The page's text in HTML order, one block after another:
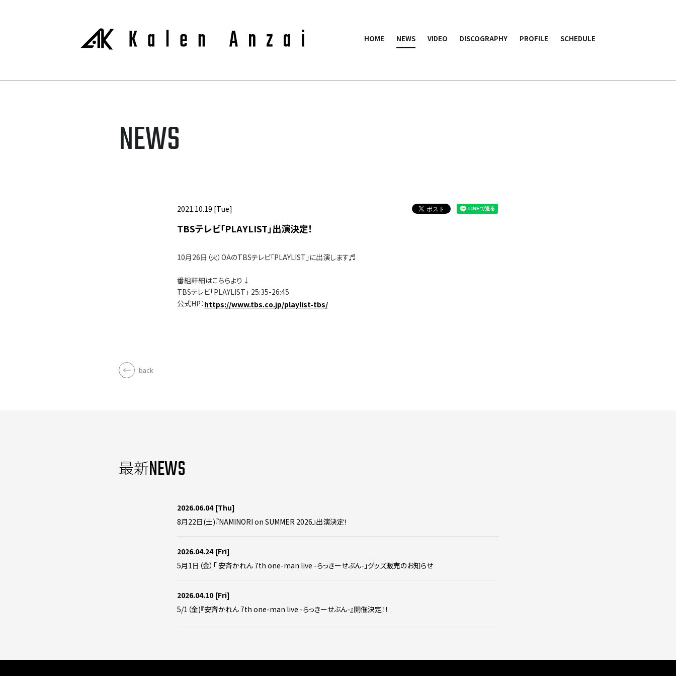
HOME NEWS VIDEO DISCOGRAPHY PROFILE SCHEDULE
NEWS
2021.10.19 [Tue]
TBSテレビ「PLAYLIST」出演決定！
10月26日（火）OAのTBSテレビ「PLAYLIST」に出演します♬
番組詳細はこちらより↓
TBSテレビ「PLAYLIST」 25:35-26:45
公式HP： https://www.tbs.co.jp/playlist-tbs/
back
最新NEWS
2026.06.04 [Thu]
8月22日(土)『NAMINORI on SUMMER 2026』出演決定！
2026.04.24 [Fri]
5月1日（金）「 安斉かれん 7th one-man live -らっきーせぶん-」グッズ販売のお知らせ
2026.04.10 [Fri]
5/1（金)『安斉かれん 7th one-man live -らっきーせぶん-』開催決定！！